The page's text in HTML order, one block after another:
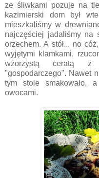
ze śliwkami pozuje na
kazimierski dom był
mieszkaliśmy w
najczęściej jadaliśmy na
orzechem. A stół... no
wyjętymi klamkami,
wzorzystą ceratą z
"gospodarczego". Nawet
tym stole smakowało,
owocami.